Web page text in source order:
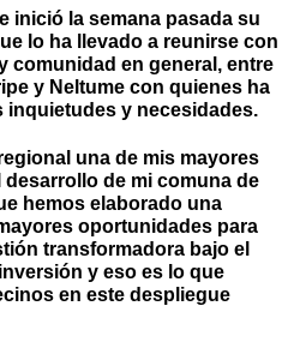
inició la semana pasada su
lo ha llevado a reunirse con
comunidad en general, entre
y Neltume con quienes ha
y necesidades.
una de mis mayores
de mi comuna de
hemos elaborado una
oportunidades para
transformadora bajo el
y eso es lo que
en este despliegue